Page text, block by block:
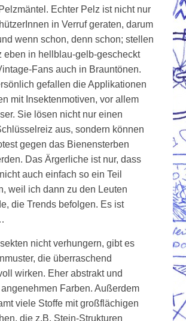
Echter Pelz ist nicht nur
in Verruf geraten, darum
wenn schon, denn schon; stellen
eben in hellblau-gelb-gescheckt
Fans auch in Brauntönen.
gefallen die Applikationen
mit Insektenmotiven, vor allem
Sie lösen nicht nur einen
aus, sondern können
gegen das Bienensterben
Das Ärgerliche ist nur, dass
auch einfach so ein Teil
weil ich dann zu den Leuten
die Trends befolgen. Es ist
nicht verhungern, gibt es
die überraschend
wirken. Eher abstrakt und
Farben. Außerdem
viele Stoffe mit großflächigen
die z.B. Stein-Strukturen